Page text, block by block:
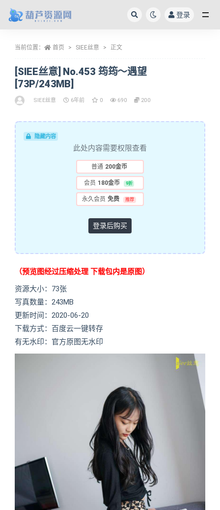
登录
当前位置： 首页 SIEE丝意 正文
[SIEE丝意] No.453 筠筠～遇望
[73P/243MB]
SIEE丝意 6年前 0 690 200
隐藏内容
此处内容需要权限查看
普通 200金币
会员 180金币 9折
永久会员 免费 推荐
登录后购买
（预览图经过压缩处理 下载包内是原图）
资源大小：73张
写真数量：243MB
更新时间：2020-06-20
下载方式：百度云一键转存
有无水印：官方原图无水印